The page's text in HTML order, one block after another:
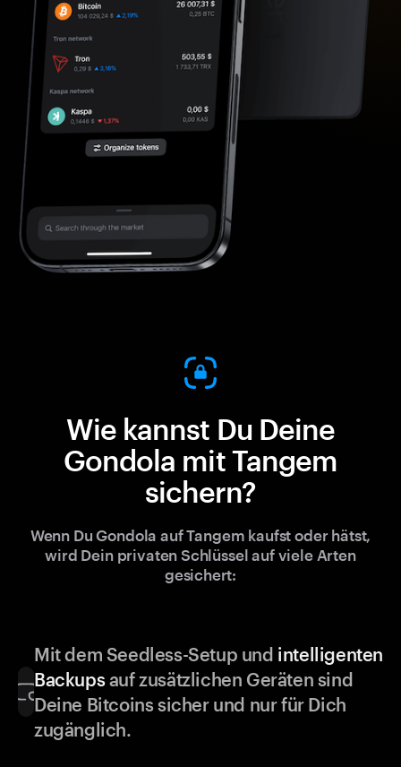
Wie kannst Du Deine
Gondola mit Tangem
sichern?
Wenn Du Gondola auf Tangem kaufst oder hätst,
wird Dein privaten Schlüssel auf viele Arten
gesichert:
Mit dem Seedless-Setup und intelligenten
Backupsauf zusätzlichen Geräten sind
Deine Bitcoins sicher und nur für Dich
zugänglich.